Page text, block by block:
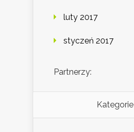
luty 2017
styczeń 2017
Partnerzy:
Kategorie